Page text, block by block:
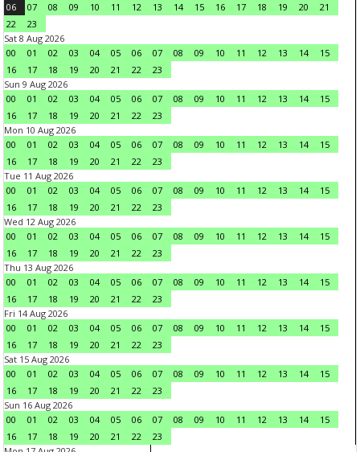
06 07 08 09 10 11 12 13 14 15 16 17 18 19 20
21
22
23
Sat 8 Aug 2026
00
01 02 03 04 05 06 07 08 09 10 11 12 13 14
15
16
17 18 19 20 21 22
23
Sun 9 Aug 2026
00
01 02 03 04 05 06 07 08 09 10 11 12 13 14
15
16
17 18 19 20 21 22
23
Mon 10 Aug 2026
00
01 02 03 04 05 06 07 08 09 10 11 12 13 14
15
16
17 18 19 20 21 22
23
Tue 11 Aug 2026
00
01 02 03 04 05 06 07 08 09 10 11 12 13 14
15
16
17 18 19 20 21 22
23
Wed 12 Aug 2026
00
01 02 03 04 05 06 07 08 09 10 11 12 13 14
15
16
17 18 19 20 21 22
23
Thu 13 Aug 2026
00
01 02 03 04 05 06 07 08 09 10 11 12 13 14
15
16
17 18 19 20 21 22
23
Fri 14 Aug 2026
00
01 02 03 04 05 06 07 08 09 10 11 12 13 14
15
16
17 18 19 20 21 22
23
Sat 15 Aug 2026
00
01 02 03 04 05 06 07 08 09 10 11 12 13 14
15
16
17 18 19 20 21 22
23
Sun 16 Aug 2026
00
01 02 03 04 05 06 07 08 09 10 11 12 13 14
15
16
17 18 19 20 21 22
23